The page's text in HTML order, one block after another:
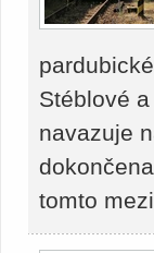
Stéblové
navazuje
tomto